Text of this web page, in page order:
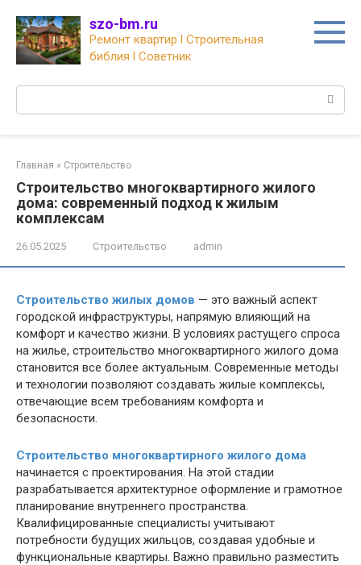
контенту
szo-bm.ru
Ремонт квартир l Строительная
библия l Советник
Главная » Строительство
Строительство многоквартирного жилого
дома: современный подход к жилым
комплексам
26.05.2025 Строительство admin
Строительство жилых домов — это важный аспект
городской инфраструктуры, напрямую влияющий на
комфорт и качество жизни. В условиях растущего спроса
на жилье, строительство многоквартирного жилого дома
становится все более актуальным. Современные методы
и технологии позволяют создавать жилые комплексы,
отвечающие всем требованиям комфорта и
безопасности.
Строительство многоквартирного жилого дома
начинается с проектирования. На этой стадии
разрабатывается архитектурное оформление и грамотное
планирование внутреннего пространства.
Квалифицированные специалисты учитывают
потребности будущих жильцов, создавая удобные и
функциональные квартиры. Важно правильно разместить